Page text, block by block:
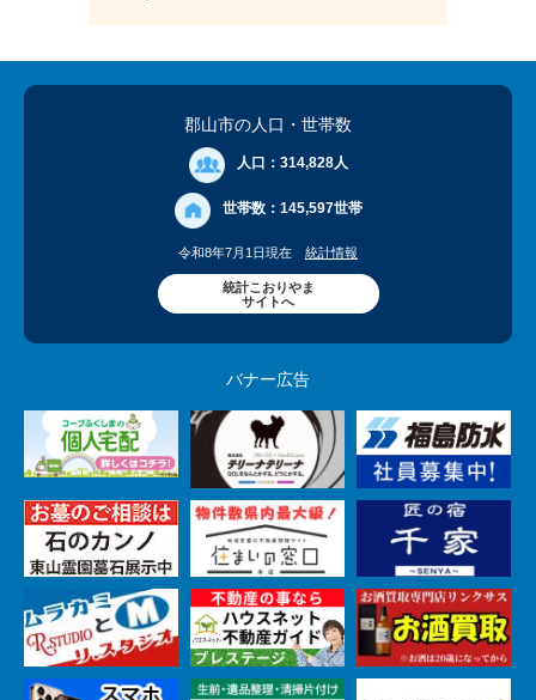
郡山市の人口 ・世帯数
人口： 314,828人
世帯数： 145,597世帯
令和8年7月1日現在 統計情報
統計こおりやま
サイトへ
バナー広告